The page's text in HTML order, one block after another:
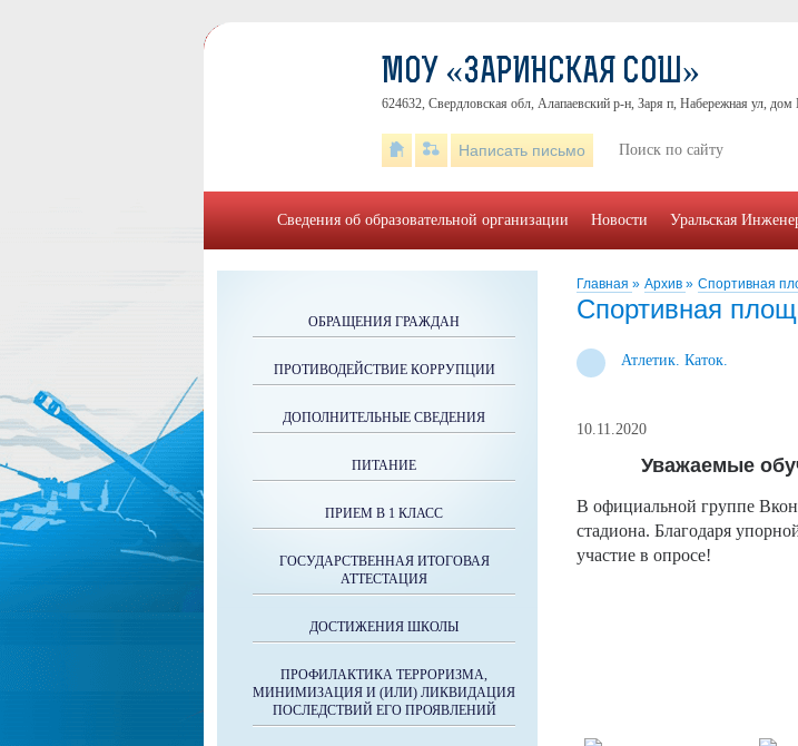
Главная » Архив » Спортивная
Спортивная
Атлетик. Каток.
10.11.2020
Уважаемые
В официальной группе
стадиона. Благодаря
участие в опросе!
ОБРАЩЕНИЯ ГРАЖДАН
ПРОТИВОДЕЙСТВИЕ КОРРУПЦИИ
ДОПОЛНИТЕЛЬНЫЕ СВЕДЕНИЯ
ПИТАНИЕ
ПРИЕМ В 1 КЛАСС
ГОСУДАРСТВЕННАЯ ИТОГОВАЯ
АТТЕСТАЦИЯ
ДОСТИЖЕНИЯ ШКОЛЫ
ПРОФИЛАКТИКА ТЕРРОРИЗМА,
МИНИМИЗАЦИЯ И (ИЛИ) ЛИКВИДАЦИЯ
ПОСЛЕДСТВИЙ ЕГО ПРОЯВЛЕНИЙ
МОУ «ЗАРИНСКАЯ СОШ»
624632, Свердловская обл, Алапаевский р-н, Заря п, Набережная ул,
Написать письмо
Сведения об образовательной организации Новости Уральская